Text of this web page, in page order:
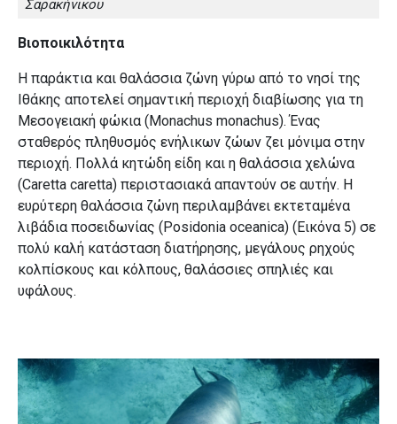
Σαρακήνικου
Βιοποικιλότητα
Η παράκτια και θαλάσσια ζώνη γύρω από το νησί της
Ιθάκης αποτελεί σημαντική περιοχή διαβίωσης για τη
Μεσογειακή φώκια (Monachus monachus). Ένας
σταθερός πληθυσμός ενήλικων ζώων ζει μόνιμα στην
περιοχή. Πολλά κητώδη είδη και η θαλάσσια χελώνα
(Caretta caretta) περιστασιακά απαντούν σε αυτήν. Η
ευρύτερη θαλάσσια ζώνη περιλαμβάνει εκτεταμένα
λιβάδια ποσειδωνίας (Posidonia oceanica) (Εικόνα 5) σε
πολύ καλή κατάσταση διατήρησης, μεγάλους ρηχούς
κολπίσκους και κόλπους, θαλάσσιες σπηλιές και
υφάλους.